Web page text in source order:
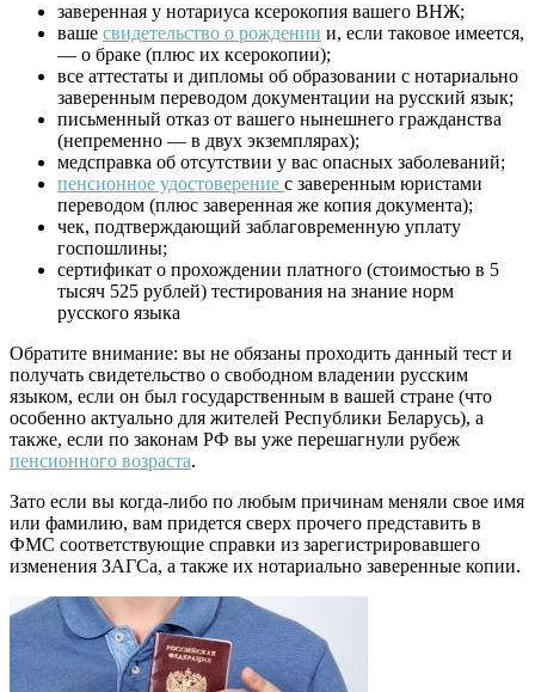
заверенная у нотариуса ксерокопия вашего ВНЖ;
ваше свидетельство о рождении и, если таковое имеется,
— о браке (плюс их ксерокопии);
все аттестаты и дипломы об образовании с нотариально
заверенным переводом документации на русский язык;
письменный отказ от вашего нынешнего гражданства
(непременно — в двух экземплярах);
медсправка об отсутствии у вас опасных заболеваний;
пенсионное удостоверение с заверенным юристами
переводом (плюс заверенная же копия документа);
чек, подтверждающий заблаговременную уплату
госпошлины;
сертификат о прохождении платного (стоимостью в 5
тысяч 525 рублей) тестирования на знание норм
русского языка
Обратите внимание: вы не обязаны проходить данный тест и
получать свидетельство о свободном владении русским
языком, если он был государственным в вашей стране (что
особенно актуально для жителей Республики Беларусь), а
также, если по законам РФ вы уже перешагнули рубеж
пенсионного возраста.
Зато если вы когда-либо по любым причинам меняли свое имя
или фамилию, вам придется сверх прочего представить в
ФМС соответствующие справки из зарегистрировавшего
изменения ЗАГСа, а также их нотариально заверенные копии.